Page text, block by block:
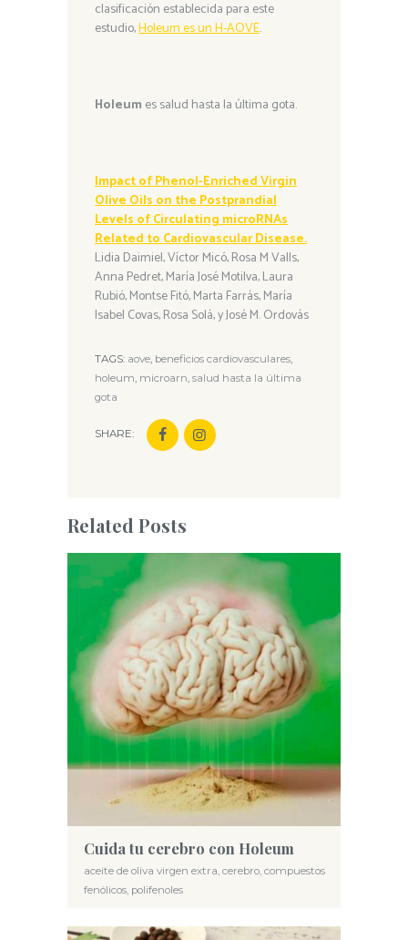
clasificación establecida para este
estudio,Holeum es un H-AOVE.
Holeum es salud hasta la última gota.
Impact of Phenol-Enriched Virgin
Olive Oils on the Postprandial
Levels of Circulating microRNAs
Related to Cardiovascular Disease.
Lidia Daimiel, Víctor Micó, Rosa M Valls,
Anna Pedret, María José Motilva, Laura
Rubió, Montse Fitó, Marta Farrás, María
Isabel Covas, Rosa Solá, y José M. Ordovás
TAGS: aove beneficios cardiovasculares
holeum microarn salud hasta la última
gota
SHARE:
Related Posts
Cuida tu cerebro con Holeum
aceite de oliva virgen extra, cerebro, compuestos
fenólicos, polifenoles